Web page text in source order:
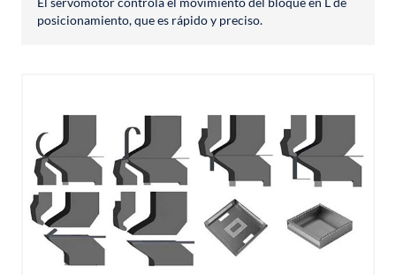
posicionamiento, que es rápido y preciso.